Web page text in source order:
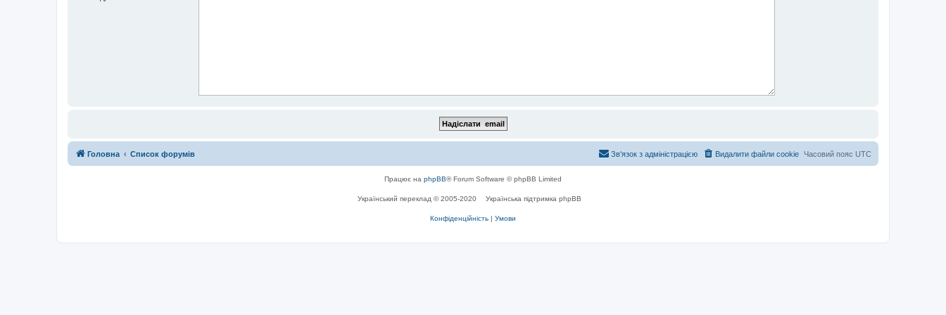
Головна Список форумів Часовий пояс UTC
Видалити файли cookie
Зв'язок з адміністрацією
Працює на phpBB® Forum Software © phpBB Limited
Український переклад © 2005-2020 Українська підтримка phpBB
Конфіденційність | Умови